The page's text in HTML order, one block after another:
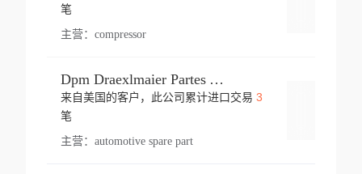
笔
主营： compressor
Dpm Draexlmaier Partes Automotrices Corr Ind Huejotzingo
来自美国的客户，此公司累计进口交易 3
笔
主营： automotive spare part